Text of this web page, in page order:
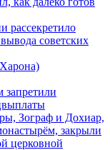
рассекретило
советских
запретили
Зограф и Дохиар,
закрыли
церковной